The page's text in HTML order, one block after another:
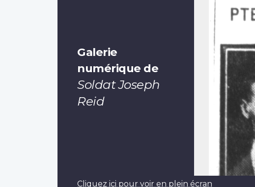
Galerie
numérique de
Soldat Joseph
Reid
Cliquez ici pour voir en plein écran